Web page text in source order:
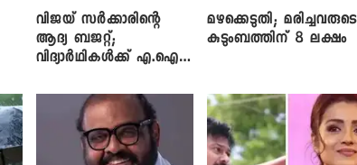
വിജയ് സർക്കാരിന്റെ
ആദ്യ ബജറ്റ്;
വിദ്യാർഥികൾക്ക് എ.ഐ
ലാപ്ടോപ്പുകളും
മഴക്കെടുതി; മരിച്ചവരുടെ
കുടുംബത്തിന് 8 ലക്ഷം